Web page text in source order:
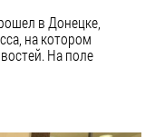
в Донецке,
на котором
На поле